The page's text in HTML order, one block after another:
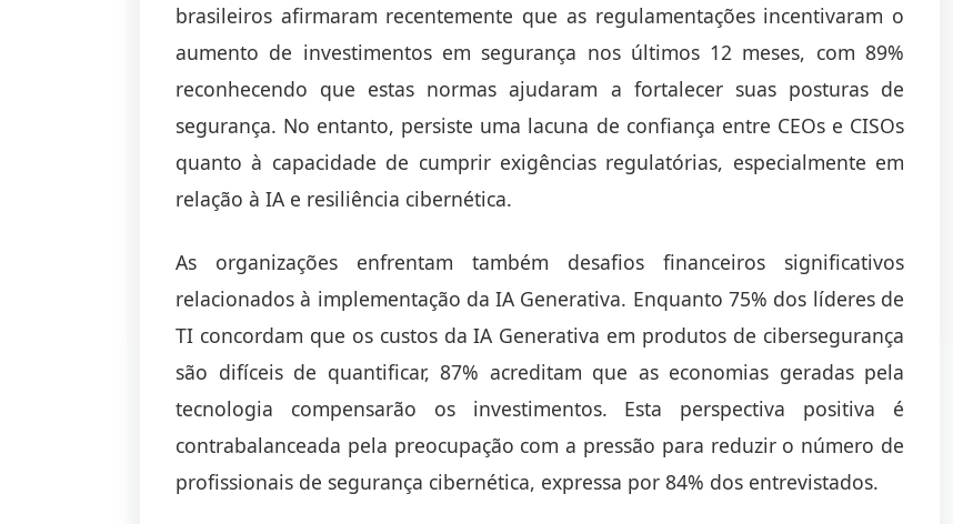
brasileiros afirmaram recentemente que as regulamentações incentivaram o
aumento de investimentos em segurança nos últimos 12 meses, com 89%
reconhecendo que estas normas ajudaram a fortalecer suas posturas de
segurança. No entanto, persiste uma lacuna de confiança entre CEOs e CISOs
quanto à capacidade de cumprir exigências regulatórias, especialmente em
relação à IA e resiliência cibernética.
As organizações enfrentam também desafios financeiros significativos
relacionados à implementação da IA Generativa. Enquanto 75% dos líderes de
TI concordam que os custos da IA Generativa em produtos de cibersegurança
são difíceis de quantificar, 87% acreditam que as economias geradas pela
tecnologia compensarão os investimentos. Esta perspectiva positiva é
contrabalanceada pela preocupação com a pressão para reduzir o número de
profissionais de segurança cibernética, expressa por 84% dos entrevistados.